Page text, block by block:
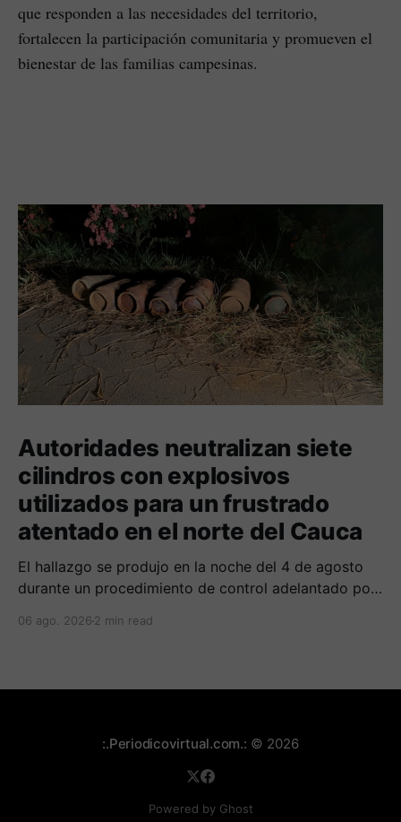
que responden a las necesidades del territorio,
fortalecen la participación comunitaria y promueven el
bienestar de las familias campesinas.
Autoridades neutralizan siete
cilindros con explosivos
utilizados para un frustrado
atentado en el norte del Cauca
El hallazgo se produjo en la noche del 4 de agosto
durante un procedimiento de control adelantado por
06 ago. 2026 2 min read
:.Periodicovirtual.com.: © 2026
Powered by Ghost